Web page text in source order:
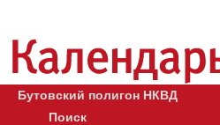
Бутовский полигон НКВД
Поиск